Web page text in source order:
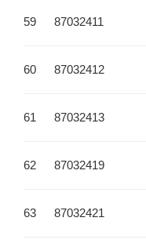
59 87032411
60 87032412
61 87032413
62 87032419
63 87032421